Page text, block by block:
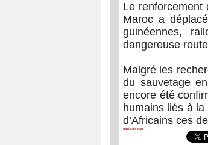
Le renforcement
Maroc a
guinéennes,
dangereuse
Malgré les
du sauvetage
encore été
humains liés à
d’Africains ces
exclusif net